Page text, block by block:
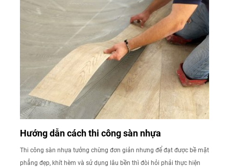
Hướng dẫn cách thi công sàn nhựa
Thi công sàn nhựa tưởng chừng đơn giản nhưng để đạt được bề mặt
phẳng đẹp, khít hèm và sử dụng lâu bền thì đòi hỏi phải thực hiện